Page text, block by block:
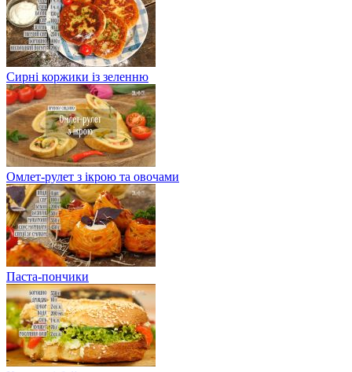
Сирні коржики із зеленню
Омлет-рулет з ікрою та овочами
Паста-пончики